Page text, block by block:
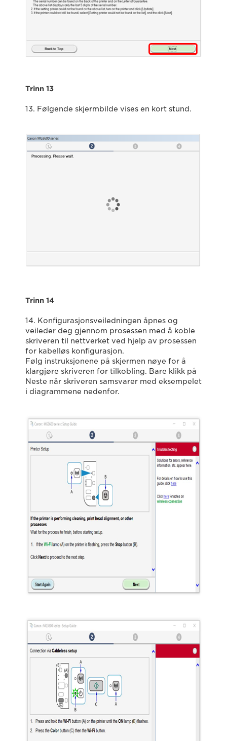
Trinn 13
13. Følgende skjermbilde vises en kort stund.
Trinn 14
14. Konfigurasjonsveiledningen åpnes og
veileder deg gjennom prosessen med å koble
skriveren til nettverket ved hjelp av prosessen
for kabelløs konfigurasjon.
Følg instruksjonene på skjermen nøye for å
klargjøre skriveren for tilkobling. Bare klikk på
Neste når skriveren samsvarer med eksempelet
i diagrammene nedenfor.